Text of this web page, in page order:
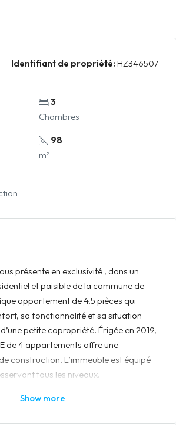
Identifiant de propriété: HZ346507
3
Chambres
98
m²
présente en exclusivité , dans un
et paisible de la commune de
appartement de 4.5 pièces qui
sa fonctionnalité et sa situation
petite copropriété. Érigée en 2019,
de 4 appartements offre une
construction. L’immeuble est équipé
tous les niveaux.
niveau de tranquillité et de
Show more